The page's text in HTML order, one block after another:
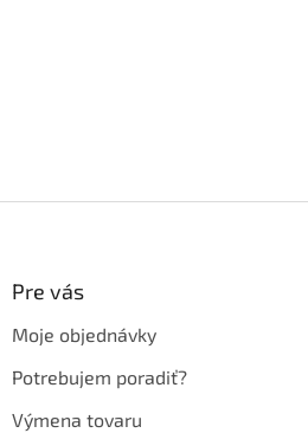
Pre vás
Moje objednávky
Potrebujem poradiť?
Výmena tovaru